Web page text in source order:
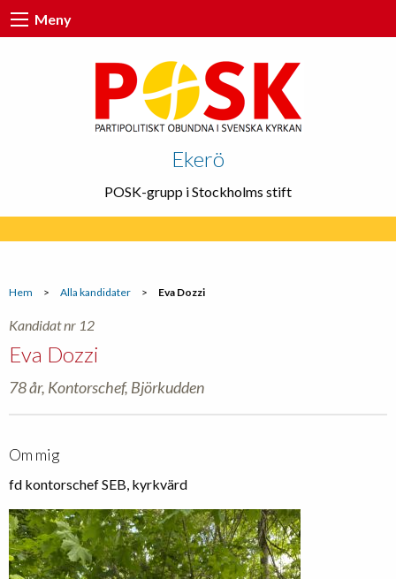
Meny
Ekerö
POSK-grupp i Stockholms stift
Hem > Alla kandidater > Eva Dozzi
Kandidat nr 12
Eva Dozzi
78 år, Kontorschef, Björkudden
Om mig
fd kontorschef SEB, kyrkvärd